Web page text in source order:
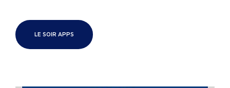
LE SOIR APPS